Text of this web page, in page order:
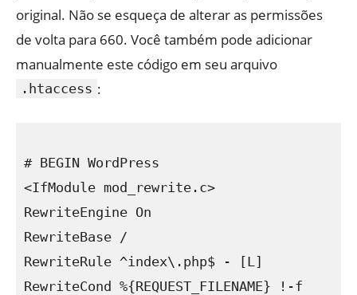
original. Não se esqueça de alterar as permissões
de volta para 660. Você também pode adicionar
manualmente este código em seu arquivo
.htaccess :
# BEGIN WordPress
<IfModule mod_rewrite.c>
RewriteEngine On
RewriteBase /
RewriteRule ^index\.php$ - [L]
RewriteCond %{REQUEST_FILENAME} !-f